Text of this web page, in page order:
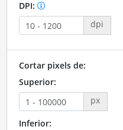
DPI:
dpi
Cortar pixels de:
Superior:
px
Inferior: